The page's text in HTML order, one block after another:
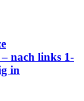
nach links 1-
in